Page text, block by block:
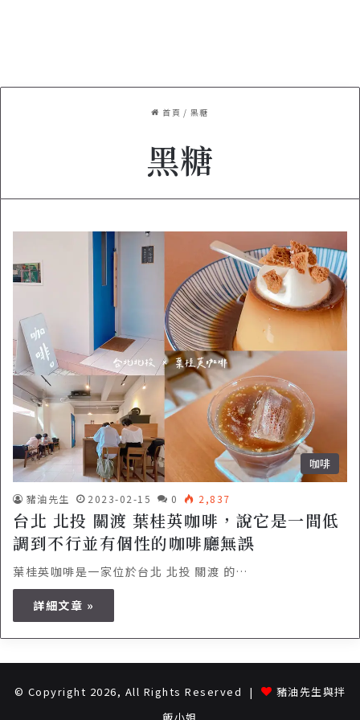
首頁 / 黑糖
黑糖
咖啡
豬油先生 2023-02-15 0 2,837
台北 北投 關渡 葉桂英咖啡，說它是一間低
調到不行並有個性的咖啡廳無誤
葉桂英咖啡是一家位於台北 北投 關渡 的…
詳細文章 »
© Copyright 2026, All Rights Reserved |
豬油先生與拌